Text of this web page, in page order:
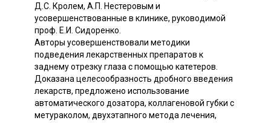
Д.С. Кролем, А.П. Нестеровым и
усовершенствованные в клинике, руководимой
проф. Е.И. Сидоренко.
Авторы усовершенствовали методики
подведения лекарственных препаратов к
заднему отрезку глаза с помощью катетеров.
Доказана целесообразность дробного введения
лекарств, предложено использование
автоматического дозатора, коллагеновой губки с
метураколом, двухэтапного метода лечения,